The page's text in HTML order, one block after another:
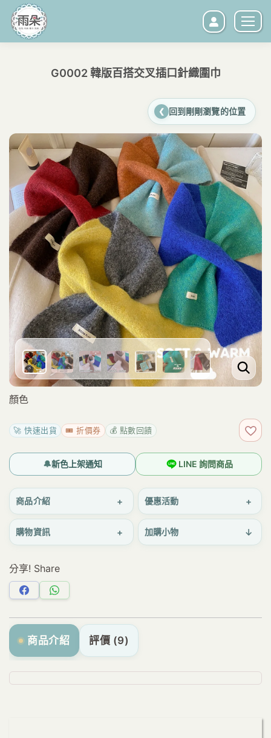
G0002 韓版百搭交叉插口針織圍巾
❮ 回到剛剛瀏覽的位置
顏色
🚀 快速出貨 🎟️ 折價券 💰 點數回饋 加
LINE 詢問商品
🔔新色上架通知
商品介紹 + 優惠活動 +
購物資訊 + 加購小物 ↓
分享! Share
分
享
Facebook
分
享
WhatsApp
商品介紹 評價 (9)